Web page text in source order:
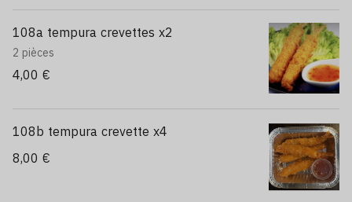
108a tempura crevettes x2
2 pièces
4,00 €
108b tempura crevette x4
8,00 €